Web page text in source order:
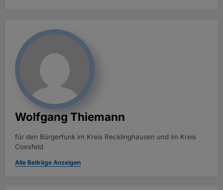
Wolfgang Thiemann
für den Bürgerfunk im Kreis Recklinghausen und im Kreis
Coesfeld
Alle Beiträge Anzeigen